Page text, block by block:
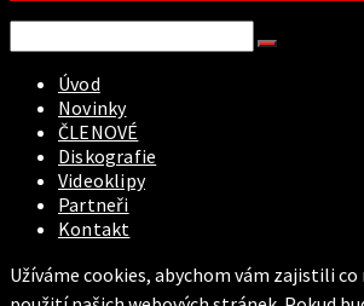
Úvod
Novinky
ČLENOVÉ
Diskografie
Videoklipy
Partneři
Kontakt
Užíváme cookies, abychom vám zajistili